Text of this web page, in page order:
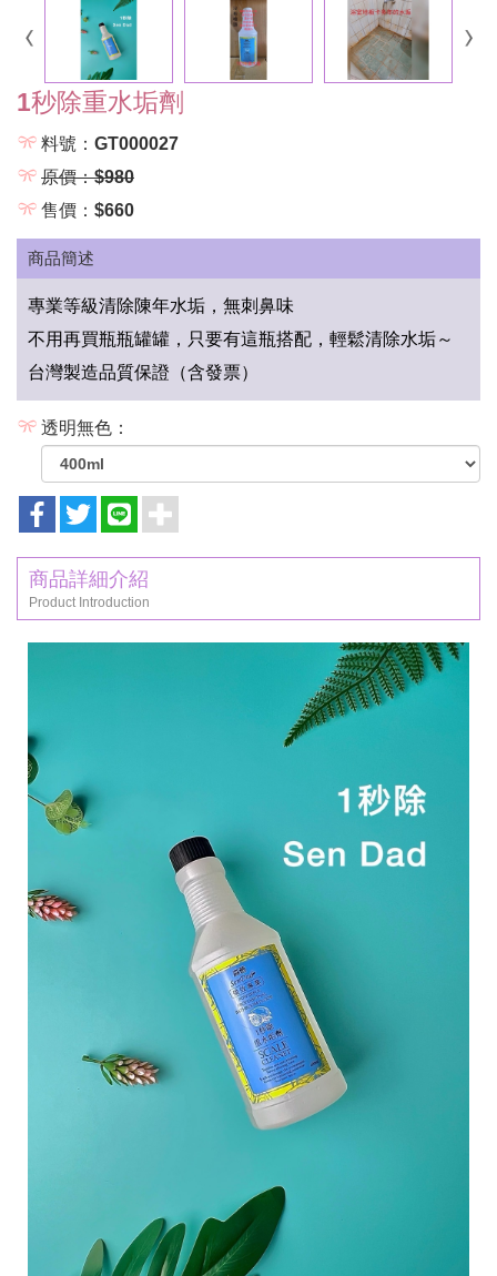
1秒除重水垢劑
料號：GT000027
原價：$980
售價：$660
商品簡述
專業等級清除陳年水垢，無刺鼻味
不用再買瓶瓶罐罐，只要有這瓶搭配，輕鬆清除水垢～
台灣製造品質保證（含發票）
透明無色：
商品詳細介紹
Product Introduction